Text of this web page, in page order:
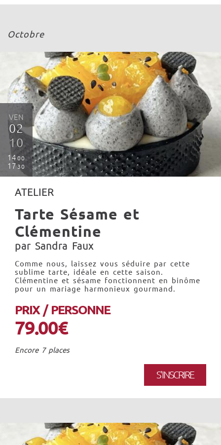
Octobre
VEN
02
10
14 00
1730
ATELIER
Tarte Sésame et
Clémentine
par Sandra Faux
Comme nous, laissez vous séduire par cette
sublime tarte, idéale en cette saison.
Clémentine et sésame fonctionnent en binôme
pour un mariage harmonieux gourmand.
PRIX / PERSONNE
79.00€
Encore 7 places
S'INSCRIRE